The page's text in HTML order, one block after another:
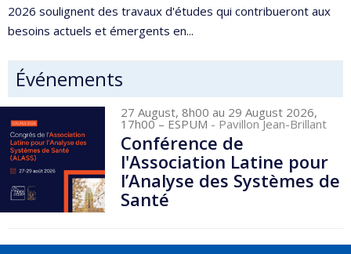
2026 soulignent des travaux d'études qui contribueront aux
besoins actuels et émergents en...
Événements
27 August, 8h00 au 29 August 2026,
17h00– ESPUM - Pavillon Jean-Brillant
Conférence de
l'Association Latine pour
l’Analyse des Systèmes de
Santé